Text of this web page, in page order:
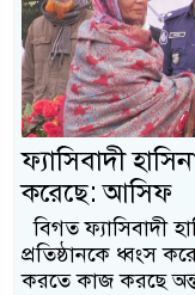
ফ্যাসিবাদী
করেছে: আসিফ
বিগত ফ্যাসিবাদী
প্রতিষ্ঠানকে ধ্বংস
করতে কাজ করছে